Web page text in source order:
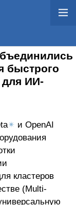
быстрого
для ИИ-
✴ и OpenAI
кластеров
(Multi-